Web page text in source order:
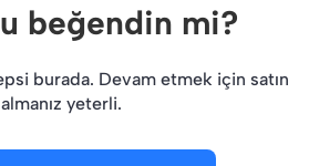
beğendin mi?
burada. Devam etmek için satın
almanız yeterli.